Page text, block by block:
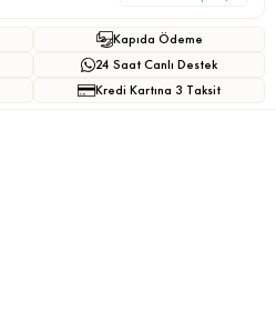
Kapıda Ödeme
24 Saat Canlı Destek
Kredi Kartına 3 Taksit